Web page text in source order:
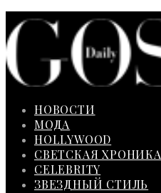
НОВОСТИ
МОДА
HOLLYWOOD
СВЕТСКАЯ ХРОНИКА
CELEBRITY
ЗВЕЗДНЫЙ СТИЛЬ